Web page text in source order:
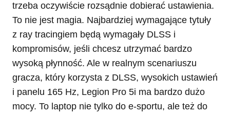
trzeba oczywiście rozsądnie dobierać ustawienia.
To nie jest magia. Najbardziej wymagające tytuły
z ray tracingiem będą wymagały DLSS i
kompromisów, jeśli chcesz utrzymać bardzo
wysoką płynność. Ale w realnym scenariuszu
gracza, który korzysta z DLSS, wysokich ustawień
i panelu 165 Hz, Legion Pro 5i ma bardzo dużo
mocy. To laptop nie tylko do e-sportu, ale też do